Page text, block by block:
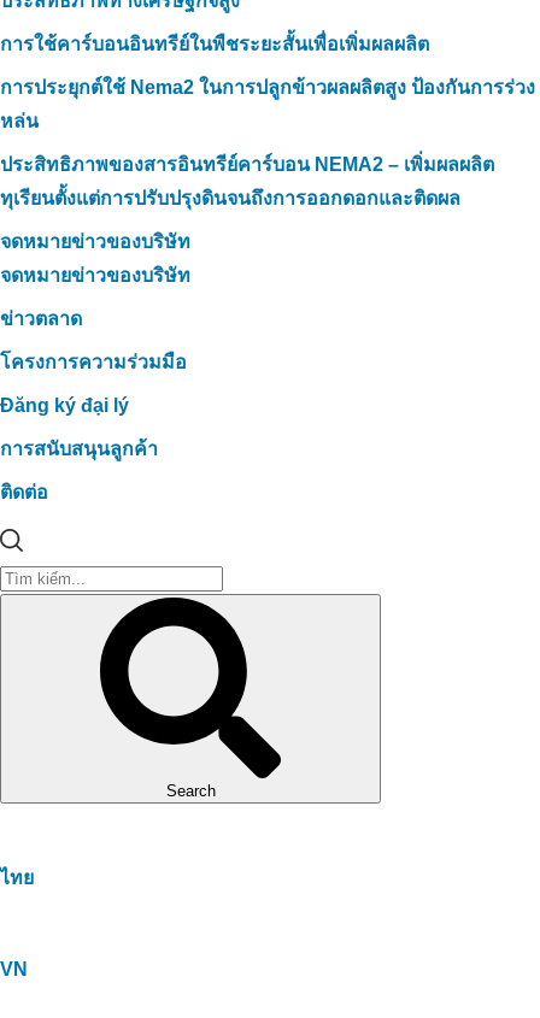
การใช้คาร์บอนอินทรีย์ในพืชระยะสั้นเพื่อเพิ่มผลผลิต
การประยุกต์ใช้ Nema2 ในการปลูกข้าวผลผลิตสูง ป้องกันการร่วง
หล่น
ประสิทธิภาพของสารอินทรีย์คาร์บอน NEMA2 – เพิ่มผลผลิต
ทุเรียนตั้งแต่การปรับปรุงดินจนถึงการออกดอกและติดผล
จดหมายข่าวของบริษัท
จดหมายข่าวของบริษัท
ข่าวตลาด
โครงการความร่วมมือ
Đăng ký đại lý
การสนับสนุนลูกค้า
ติดต่อ
Search
ไทย
VN